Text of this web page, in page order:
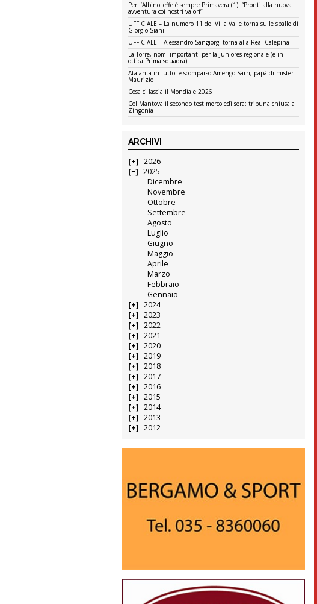
Per l’AlbinoLeffe è sempre Primavera (1): “Pronti alla nuova
avventura coi nostri valori”
UFFICIALE – La numero 11 del Villa Valle torna sulle spalle di
Giorgio Siani
UFFICIALE – Alessandro Sangiorgi torna alla Real Calepina
La Torre, nomi importanti per la Juniores regionale (e in
ottica Prima squadra)
Atalanta in lutto: è scomparso Amerigo Sarri, papà di mister
Maurizio
Cosa ci lascia il Mondiale 2026
Col Mantova il secondo test mercoledì sera: tribuna chiusa a
Zingonia
ARCHIVI
2026
2025
Dicembre
Novembre
Ottobre
Settembre
Agosto
Luglio
Giugno
Maggio
Aprile
Marzo
Febbraio
Gennaio
2024
2023
2022
2021
2020
2019
2018
2017
2016
2015
2014
2013
2012